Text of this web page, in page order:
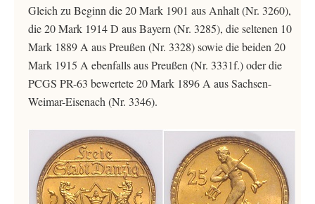
Gleich zu Beginn die 20 Mark 1901 aus Anhalt (Nr. 3260),
die 20 Mark 1914 D aus Bayern (Nr. 3285), die seltenen 10
Mark 1889 A aus Preußen (Nr. 3328) sowie die beiden 20
Mark 1915 A ebenfalls aus Preußen (Nr. 3331f.) oder die
PCGS PR-63 bewertete 20 Mark 1896 A aus Sachsen-
Weimar-Eisenach (Nr. 3346).